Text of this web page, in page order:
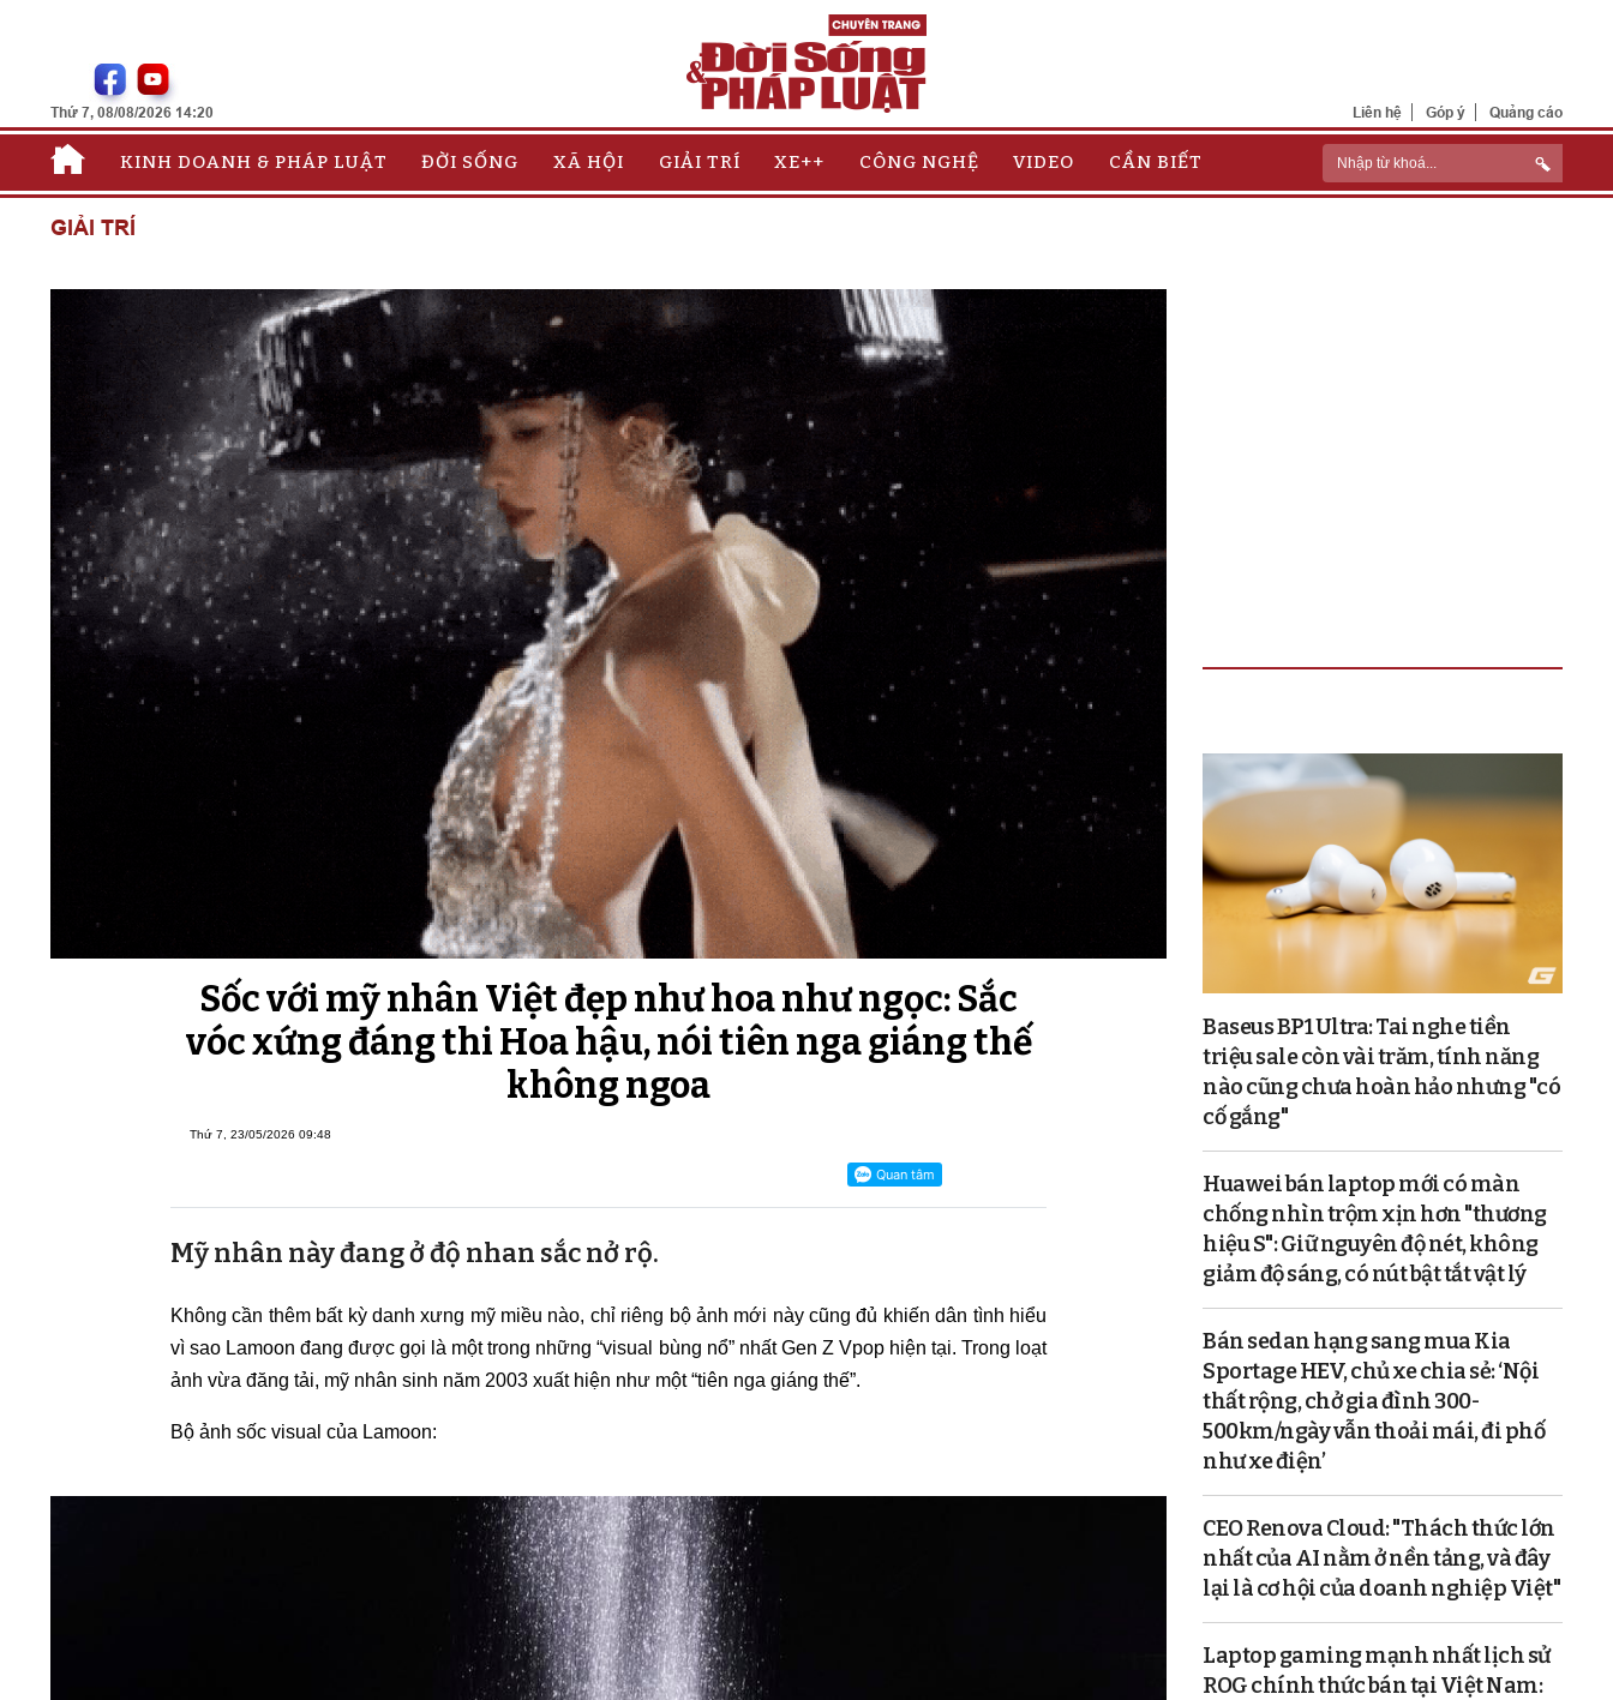
Thứ 7, 08/08/2026 14:20 Liên hệ Góp ý Quảng cáo
KINH DOANH & PHÁP LUẬT ĐỜI SỐNG XÃ HỘI GIẢI TRÍ XE++ CÔNG NGHỆ VIDEO CẦN BIẾT
GIẢI TRÍ
Sốc với mỹ nhân Việt đẹp như hoa như ngọc: Sắc
vóc xứng đáng thi Hoa hậu, nói tiên nga giáng thế
không ngoa
Thứ 7, 23/05/2026 09:48
Mỹ nhân này đang ở độ nhan sắc nở rộ.
Không cần thêm bất kỳ danh xưng mỹ miều nào, chỉ riêng bộ ảnh mới này cũng đủ khiến dân tình hiểu
vì sao Lamoon đang được gọi là một trong những “visual bùng nổ” nhất Gen Z Vpop hiện tại. Trong loạt
ảnh vừa đăng tải, mỹ nhân sinh năm 2003 xuất hiện như một “tiên nga giáng thế”.
Bộ ảnh sốc visual của Lamoon:
Baseus BP1 Ultra: Tai nghe tiền
triệu sale còn vài trăm, tính năng
nào cũng chưa hoàn hảo nhưng "có
cố gắng"
Huawei bán laptop mới có màn
chống nhìn trộm xịn hơn "thương
hiệu S": Giữ nguyên độ nét, không
giảm độ sáng, có nút bật tắt vật lý
Bán sedan hạng sang mua Kia
Sportage HEV, chủ xe chia sẻ: ‘Nội
thất rộng, chở gia đình 300-
500km/ngày vẫn thoải mái, đi phố
như xe điện’
CEO Renova Cloud: "Thách thức lớn
nhất của AI nằm ở nền tảng, và đây
lại là cơ hội của doanh nghiệp Việt"
Laptop gaming mạnh nhất lịch sử
ROG chính thức bán tại Việt Nam: